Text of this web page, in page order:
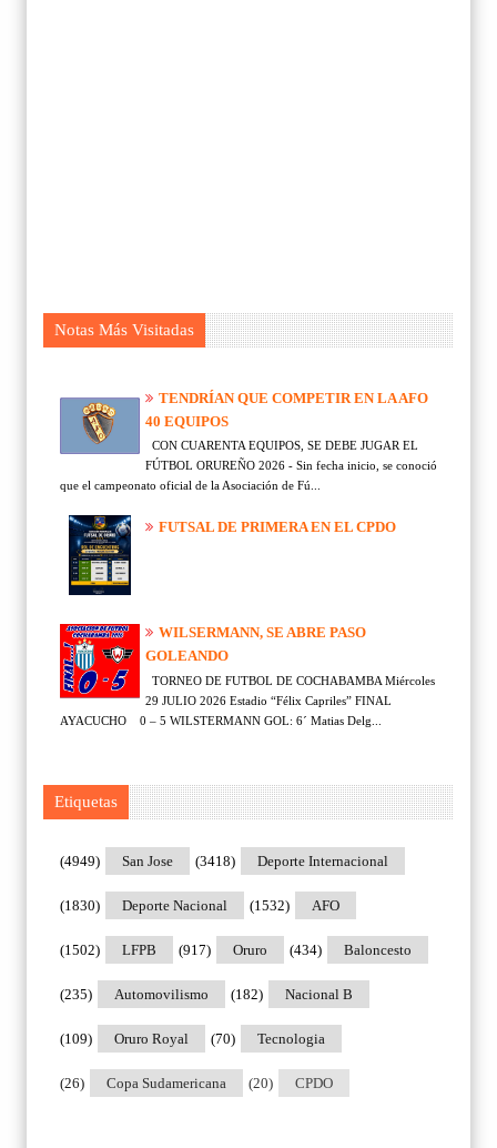
Notas Más Visitadas
TENDRÍAN QUE COMPETIR EN LA AFO
40 EQUIPOS
CON CUARENTA EQUIPOS, SE DEBE JUGAR EL
FÚTBOL ORUREÑO 2026 - Sin fecha inicio, se conoció
que el campeonato oficial de la Asociación de Fú...
FUTSAL DE PRIMERA EN EL CPDO
WILSERMANN, SE ABRE PASO
GOLEANDO
TORNEO DE FUTBOL DE COCHABAMBA Miércoles
29 JULIO 2026 Estadio “Félix Capriles” FINAL
AYACUCHO 0 – 5 WILSTERMANN GOL: 6´ Matias Delg...
Etiquetas
San Jose
(4949) Deporte Internacional
(3418)
Deporte Nacional
(1830) AFO
(1532)
LFPB
(1502) Oruro
(917) Baloncesto
(434)
Automovilismo
(235) Nacional B
(182)
Oruro Royal
(109) Tecnologia
(70)
Copa Sudamericana
(26) CPDO
(20)